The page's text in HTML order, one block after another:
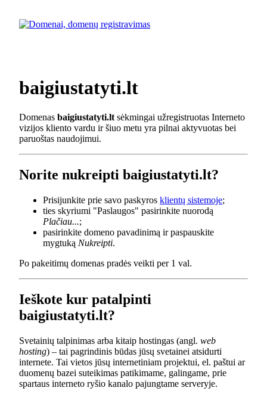
baigiustatyti.lt
Domenas baigiustatyti.lt sėkmingai užregistruotas Interneto
vizijos kliento vardu ir šiuo metu yra pilnai aktyvuotas bei
paruoštas naudojimui.
Norite nukreipti baigiustatyti.lt?
Prisijunkite prie savo paskyros klientų sistemoje;
ties skyriumi "Paslaugos" pasirinkite nuorodą
Plačiau...;
pasirinkite domeno pavadinimą ir paspauskite
mygtuką Nukreipti.
Po pakeitimų domenas pradės veikti per 1 val.
Ieškote kur patalpinti
baigiustatyti.lt?
Svetainių talpinimas arba kitaip hostingas (angl. web
hosting) – tai pagrindinis būdas jūsų svetainei atsidurti
internete. Tai vietos jūsų internetiniam projektui, el. paštui ar
duomenų bazei suteikimas patikimame, galingame, prie
spartaus interneto ryšio kanalo pajungtame serveryje.